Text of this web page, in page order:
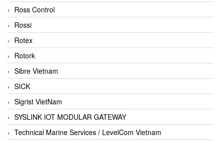
Ross Control
Rossi
Rotex
Rotork
Sibre Vietnam
SICK
Sigrist VietNam
SYSLINK IOT MODULAR GATEWAY
Technical Marine Services / LevelCom Vietnam